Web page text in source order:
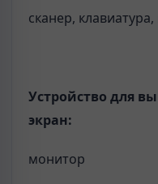
сканер,
Устройство для
экран:
монитор